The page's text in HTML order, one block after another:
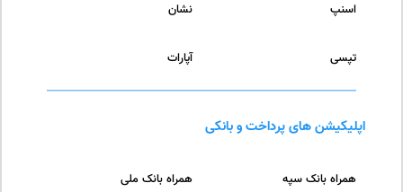
نشان اسنپ
آپارات تپسی
اپلیکیشن های پرداخت و بانکی
همراه بانک ملی همراه بانک سپه